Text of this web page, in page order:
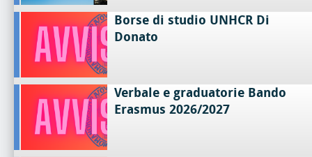
Borse di studio UNHCR Di
Donato
Verbale e graduatorie Bando
Erasmus 2026/2027